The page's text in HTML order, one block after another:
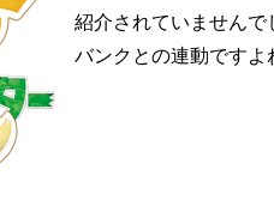
紹介されていません
バンクとの連動です